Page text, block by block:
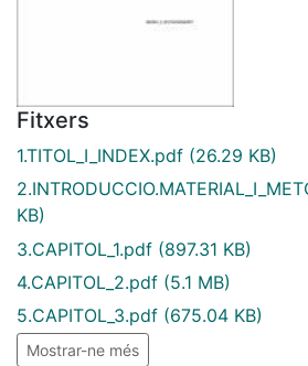
Fitxers
1.TITOL_I_INDEX.pdf (26.29 KB)
KB)
3.CAPITOL_1.pdf (897.31 KB)
4.CAPITOL_2.pdf (5.1 MB)
5.CAPITOL_3.pdf (675.04 KB)
Mostrar-ne més